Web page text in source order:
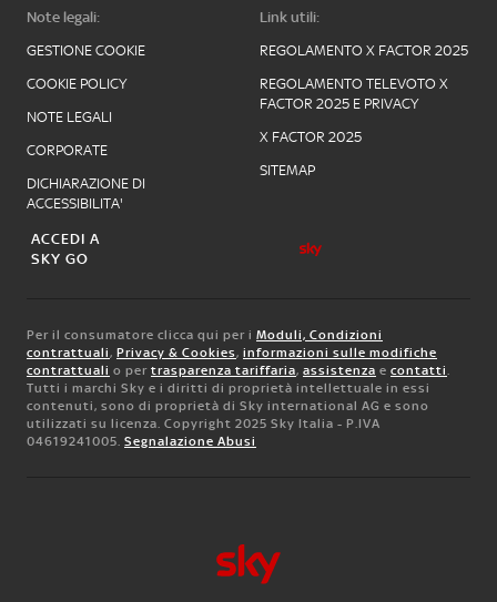
Note legali:
GESTIONE COOKIE
COOKIE POLICY
NOTE LEGALI
CORPORATE
DICHIARAZIONE DI
ACCESSIBILITA'
Link utili:
REGOLAMENTO X FACTOR 2025
REGOLAMENTO TELEVOTO X
FACTOR 2025 E PRIVACY
X FACTOR 2025
SITEMAP
ACCEDI A
SKY GO
Per il consumatore clicca qui per i Moduli, Condizioni
contrattuali, Privacy & Cookies, informazioni sulle modifiche
contrattuali o per trasparenza tariffaria, assistenza e contatti.
Tutti i marchi Sky e i diritti di proprietà intellettuale in essi
contenuti, sono di proprietà di Sky international AG e sono
utilizzati su licenza. Copyright 2025 Sky Italia - P.IVA
04619241005. Segnalazione Abusi